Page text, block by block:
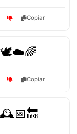
Copiar
🕊️☁️🌈
Copiar